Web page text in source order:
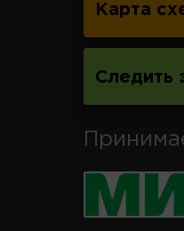
Карта
Следить